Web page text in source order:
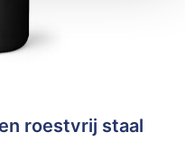
roestvrij staal